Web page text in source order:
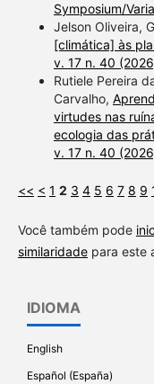
Symposium/Varia
Jelson Oliveira,
[climática] às
v. 17 n. 40
Rutiele Pereira
Carvalho,
virtudes nas
ecologia das
v. 17 n. 40
<< < 1 2 3 4 5 6 7 8 9
Você também pode
similaridadepara este
IDIOMA
English
Español (España)